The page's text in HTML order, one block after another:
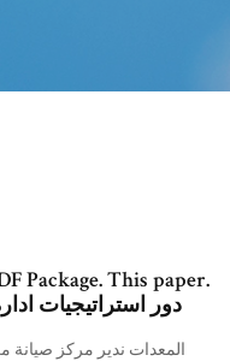
Package. This paper.
دور استراتيجيات